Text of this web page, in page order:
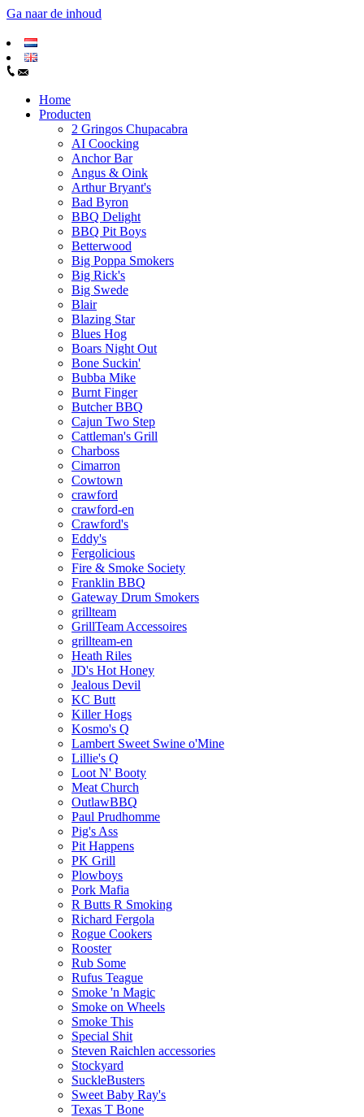
Ga naar de inhoud
Home
Producten
2 Gringos Chupacabra
AI Coocking
Anchor Bar
Angus & Oink
Arthur Bryant's
Bad Byron
BBQ Delight
BBQ Pit Boys
Betterwood
Big Poppa Smokers
Big Rick's
Big Swede
Blair
Blazing Star
Blues Hog
Boars Night Out
Bone Suckin'
Bubba Mike
Burnt Finger
Butcher BBQ
Cajun Two Step
Cattleman's Grill
Charboss
Cimarron
Cowtown
crawford
crawford-en
Crawford's
Eddy's
Fergolicious
Fire & Smoke Society
Franklin BBQ
Gateway Drum Smokers
grillteam
GrillTeam Accessoires
grillteam-en
Heath Riles
JD's Hot Honey
Jealous Devil
KC Butt
Killer Hogs
Kosmo's Q
Lambert Sweet Swine o'Mine
Lillie's Q
Loot N' Booty
Meat Church
OutlawBBQ
Paul Prudhomme
Pig's Ass
Pit Happens
PK Grill
Plowboys
Pork Mafia
R Butts R Smoking
Richard Fergola
Rogue Cookers
Rooster
Rub Some
Rufus Teague
Smoke 'n Magic
Smoke on Wheels
Smoke This
Special Shit
Steven Raichlen accessories
Stockyard
SuckleBusters
Sweet Baby Ray's
Texas T Bone